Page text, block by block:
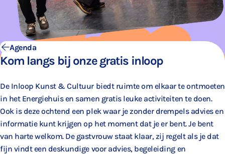
Agenda
Kom langs bij onze gratis inloop
De Inloop Kunst & Cultuur biedt ruimte om elkaar te ontmoeten
in het Energiehuis en samen gratis leuke activiteiten te doen.
Ook is deze ochtend een plek waar je zonder drempels advies en
informatie kunt krijgen op het moment dat je er bent. Je bent
van harte welkom. De gastvrouw staat klaar, zij regelt als je dat
fijn vindt een deskundige voor advies, begeleiding en